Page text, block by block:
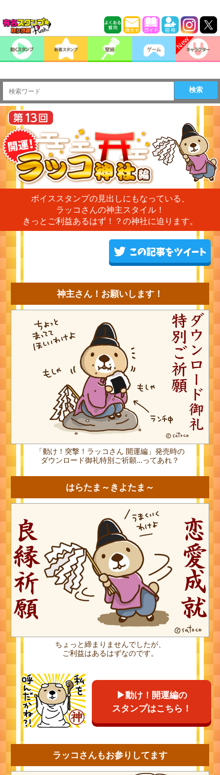
検索
ボイススタンプの見出しにもなっている、
ラッコさんの神主スタイル！
きっとご利益あるはず！？の神社に迫ります。
神主さん！お願いします！
「動け！突撃！ラッコさん 開運編」発売時の
ダウンロード御礼特別ご祈願…ってあれ？
はらたま～きよたま～
ちょっと締まりませんでしたが、
ご利益はあるはずなのです。
▶動け！開運編の
スタンプはこちら！
ラッコさんもお参りしてます